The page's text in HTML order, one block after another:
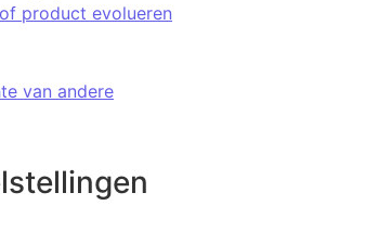
product evolueren
van andere